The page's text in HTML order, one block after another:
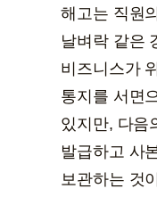
해고는 직원
날벼락 같은
비즈니스가
통지를 서면
있지만, 다음
발급하고 사
보관하는 것